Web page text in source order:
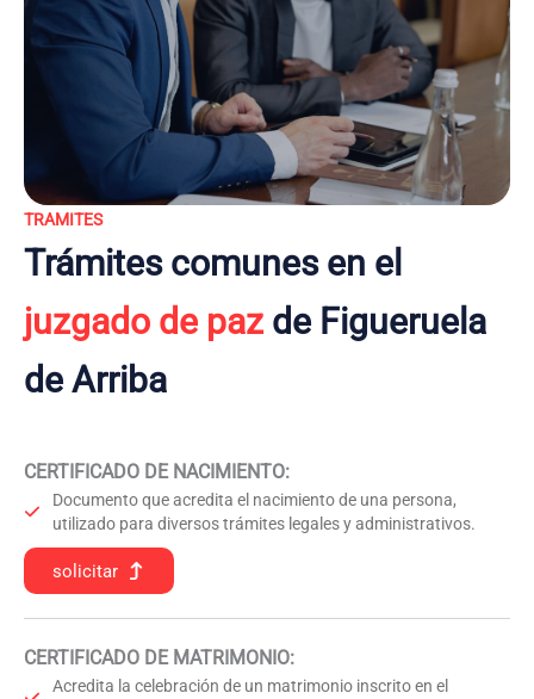
TRAMITES
Trámites comunes en el
juzgado de pazde Figueruela
de Arriba
CERTIFICADO DE NACIMIENTO:
Documento que acredita el nacimiento de una persona,
utilizado para diversos trámites legales y administrativos.
solicitar
CERTIFICADO DE MATRIMONIO:
Acredita la celebración de un matrimonio inscrito en el